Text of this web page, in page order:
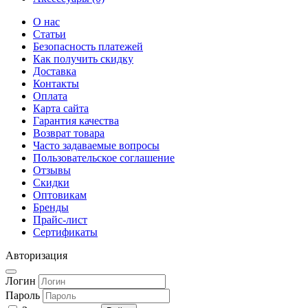
О нас
Статьи
Безопасность платежей
Как получить скидку
Доставка
Контакты
Оплата
Карта сайта
Гарантия качества
Возврат товара
Часто задаваемые вопросы
Пользовательское соглашение
Отзывы
Скидки
Оптовикам
Бренды
Прайс-лист
Сертификаты
Авторизация
Логин
Пароль